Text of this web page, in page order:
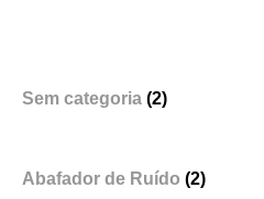
Sem categoria (2)
Abafador de Ruído (2)